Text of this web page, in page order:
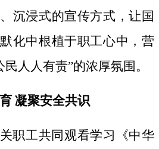
沉浸式的宣传方式，让国
化中根植于职工心中，营
人人有责”的浓厚氛围。
凝聚安全共识
职工共同观看学习《中华